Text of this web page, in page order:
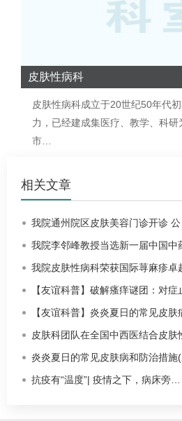
皮肤性病科
皮肤性病科成立于20世纪50年代
力，已经建成集医疗、教学、科
市…
相关文章
我院通州院区皮肤美容门诊开诊 公
我院李邻峰教授当选新一届中国中
我院皮肤性病科荣获国际荨麻疹卓
【友谊科普】破解瘙痒谜团：对症
【友谊科普】炎炎夏日的常见皮肤
皮肤科团队在全国中西医结合皮肤
炎炎夏日的常见皮肤病和防治措施
抗疫有“温度”| 疫情之下，病床旁…